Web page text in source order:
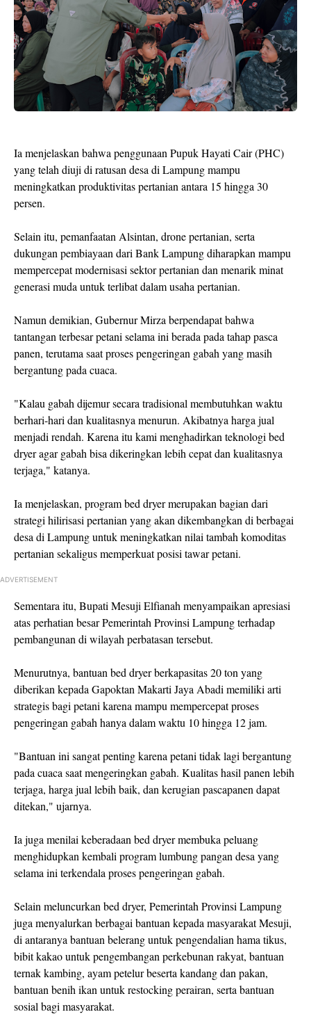
Ia menjelaskan bahwa penggunaan Pupuk Hayati Cair (PHC)
yang telah diuji di ratusan desa di Lampung mampu
meningkatkan produktivitas pertanian antara 15 hingga 30
persen.
Selain itu, pemanfaatan Alsintan, drone pertanian, serta
dukungan pembiayaan dari Bank Lampung diharapkan mampu
mempercepat modernisasi sektor pertanian dan menarik minat
generasi muda untuk terlibat dalam usaha pertanian.
Namun demikian, Gubernur Mirza berpendapat bahwa
tantangan terbesar petani selama ini berada pada tahap pasca
panen, terutama saat proses pengeringan gabah yang masih
bergantung pada cuaca.
"Kalau gabah dijemur secara tradisional membutuhkan waktu
berhari-hari dan kualitasnya menurun. Akibatnya harga jual
menjadi rendah. Karena itu kami menghadirkan teknologi bed
dryer agar gabah bisa dikeringkan lebih cepat dan kualitasnya
terjaga," katanya.
Ia menjelaskan, program bed dryer merupakan bagian dari
strategi hilirisasi pertanian yang akan dikembangkan di berbagai
desa di Lampung untuk meningkatkan nilai tambah komoditas
pertanian sekaligus memperkuat posisi tawar petani.
ADVERTISEMENT
Sementara itu, Bupati Mesuji Elfianah menyampaikan apresiasi
atas perhatian besar Pemerintah Provinsi Lampung terhadap
pembangunan di wilayah perbatasan tersebut.
Menurutnya, bantuan bed dryer berkapasitas 20 ton yang
diberikan kepada Gapoktan Makarti Jaya Abadi memiliki arti
strategis bagi petani karena mampu mempercepat proses
pengeringan gabah hanya dalam waktu 10 hingga 12 jam.
"Bantuan ini sangat penting karena petani tidak lagi bergantung
pada cuaca saat mengeringkan gabah. Kualitas hasil panen lebih
terjaga, harga jual lebih baik, dan kerugian pascapanen dapat
ditekan," ujarnya.
Ia juga menilai keberadaan bed dryer membuka peluang
menghidupkan kembali program lumbung pangan desa yang
selama ini terkendala proses pengeringan gabah.
Selain meluncurkan bed dryer, Pemerintah Provinsi Lampung
juga menyalurkan berbagai bantuan kepada masyarakat Mesuji,
di antaranya bantuan belerang untuk pengendalian hama tikus,
bibit kakao untuk pengembangan perkebunan rakyat, bantuan
ternak kambing, ayam petelur beserta kandang dan pakan,
bantuan benih ikan untuk restocking perairan, serta bantuan
sosial bagi masyarakat.